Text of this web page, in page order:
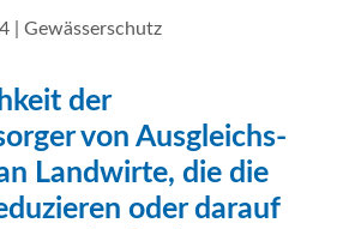
Gewässerschutz
der
von Ausgleichs­
Landwirte, die die
oder darauf